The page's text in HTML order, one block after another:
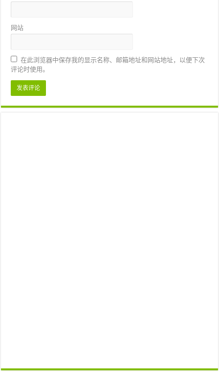
网站
在此浏览器中保存我的显示名称、邮箱地址和网站地址，以便下次
评论时使用。